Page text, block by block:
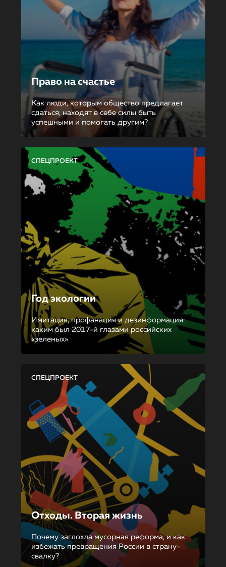
Право на счастье
Как люди, которым общество предлагает
сдаться, находят в себе силы быть
успешными и помогать другим?
СПЕЦПРОЕКТ
Год экологии
Имитация, профанация и дезинформация:
каким был 2017-й глазами российских
«зеленых»
СПЕЦПРОЕКТ
Отходы. Вторая жизнь
Почему заглохла мусорная реформа, и как
избежать превращения России в страну-
свалку?